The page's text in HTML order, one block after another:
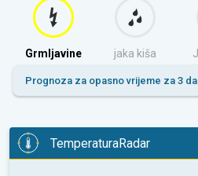
Grmljavine jaka kiša
Prognoza za opasno vrijeme za 3
TemperaturaRadar